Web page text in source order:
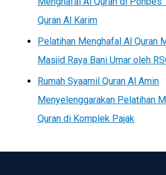
Quran Al Karim
Pelatihan Menghafal Al Quran
Masjid Raya Bani Umar oleh
Rumah Syaamil Quran Al Amin
Menyelenggarakan Pelatihan
Quran di Komplek Pajak